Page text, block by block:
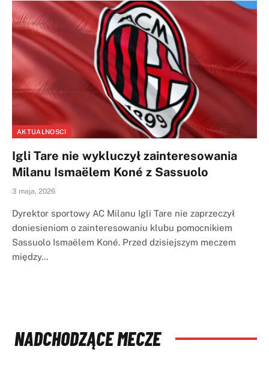
AKTUALNOSCI
Igli Tare nie wykluczył zainteresowania
Milanu Ismaëlem Koné z Sassuolo
3 maja, 2026
Dyrektor sportowy AC Milanu Igli Tare nie zaprzeczył
doniesieniom o zainteresowaniu klubu pomocnikiem
Sassuolo Ismaëlem Koné. Przed dzisiejszym meczem
między…
NADCHODZĄCE MECZE